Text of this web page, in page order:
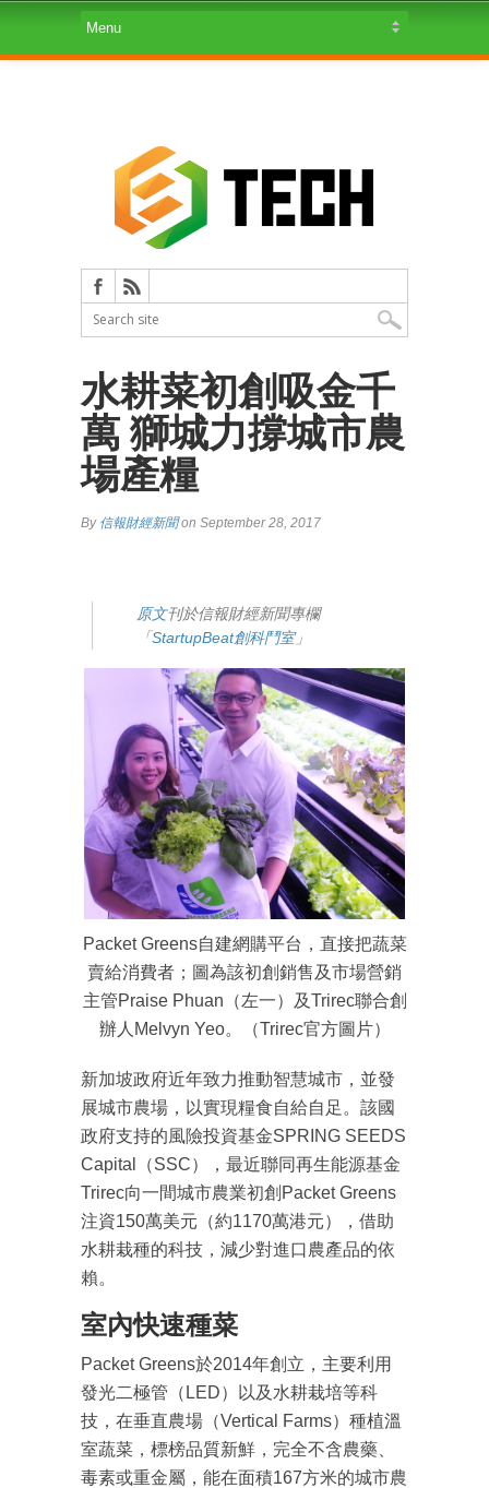
水耕菜初創吸金千
萬 獅城力撐城市農
場產糧
By 信報財經新聞on September 28, 2017
原文刊於信報財經新聞專欄
「StartupBeat創科鬥室」
Packet Greens自建網購平台，直接把蔬菜
賣給消費者；圖為該初創銷售及市場營銷
主管Praise Phuan（左一）及Trirec聯合創
辦人Melvyn Yeo。（Trirec官方圖片）
新加坡政府近年致力推動智慧城市，並發
展城市農場，以實現糧食自給自足。該國
政府支持的風險投資基金SPRING SEEDS
Capital（SSC），最近聯同再生能源基金
Trirec向一間城市農業初創Packet Greens
注資150萬美元（約1170萬港元），借助
水耕栽種的科技，減少對進口農產品的依
賴。
室內快速種菜
Packet Greens於2014年創立，主要利用
發光二極管（LED）以及水耕栽培等科
技，在垂直農場（Vertical Farms）種植溫
室蔬菜，標榜品質新鮮，完全不含農藥、
毒素或重金屬，能在面積167方米的城市農